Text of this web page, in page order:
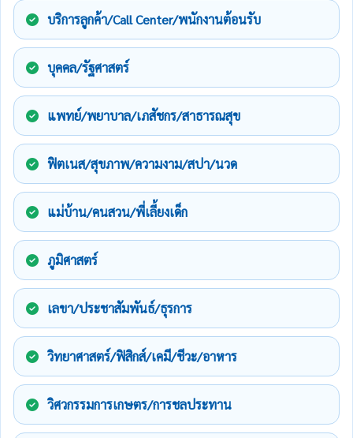
บริการลูกค้า/Call Center/พนักงานต้อนรับ
บุคคล/รัฐศาสตร์
แพทย์/พยาบาล/เภสัชกร/สาธารณสุข
ฟิตเนส/สุขภาพ/ความงาม/สปา/นวด
แม่บ้าน/คนสวน/พี่เลี้ยงเด็ก
ภูมิศาสตร์
เลขา/ประชาสัมพันธ์/ธุรการ
วิทยาศาสตร์/ฟิสิกส์/เคมี/ชีวะ/อาหาร
วิศวกรรมการเกษตร/การชลประทาน